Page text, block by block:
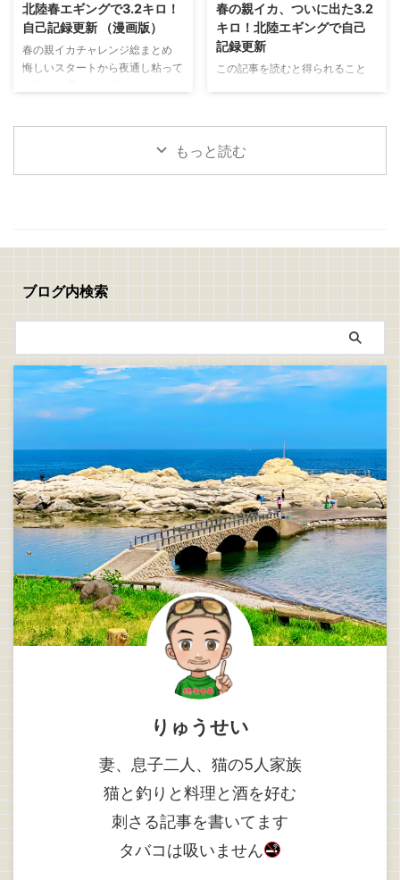
に軽く塩を振り5分ほど置きます
表面に出てきた水分をキッチンペ
ーパーで丁寧に拭き取ったら塩コ
ショウを振ります 次に、 小麦粉
→ 溶き卵 → パン粉 の順番で衣を
...
よく親父と一緒にやっていた
「真鯛のぶっこみ釣り」 最近は
アジングやエギングなど、どちら
かといえばライトで手返しの良い
釣りが中心でしたが、ぶっこみ釣
りますね 仕掛けを遠投して潮を
見ながら、魚が入って ...
北陸春エギングで3.2キロ！
自己記録更新 （漫画版）
春の親イカチャレンジ総まとめ
悔しいスタートから夜通し粘って
春の親イカ、ついに出た3.2
キロ！北陸エギングで自己
記録更新
この記事を読むと得られること
につく 春の親イカチャレンジ 今
回は、春の親イカ狙いの釣行をま
→5/18(月)：1.0キロ、1.47キロ、
もっと読む
ブログ内検索
りゅうせい
妻、息子二人、猫の5人家族
猫と釣りと料理と酒を好む
刺さる記事を書いてます
タバコは吸いません